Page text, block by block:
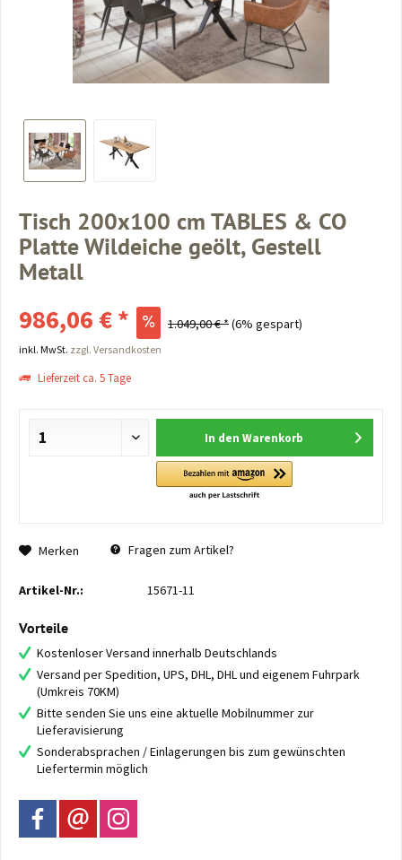
Tisch 200x100 cm TABLES & CO
Platte Wildeiche geölt, Gestell
Metall
986,06 € * 1.049,00 € *(6% gespart)
inkl. MwSt. zzgl. Versandkosten
Lieferzeit ca. 5 Tage
In den Warenkorb
Merken Fragen zum Artikel?
Artikel-Nr.: 15671-11
Vorteile
Kostenloser Versand innerhalb Deutschlands
Versand per Spedition, UPS, DHL, DHL und eigenem Fuhrpark
(Umkreis 70KM)
Bitte senden Sie uns eine aktuelle Mobilnummer zur
Lieferavisierung
Sonderabsprachen / Einlagerungen bis zum gewünschten
Liefertermin möglich